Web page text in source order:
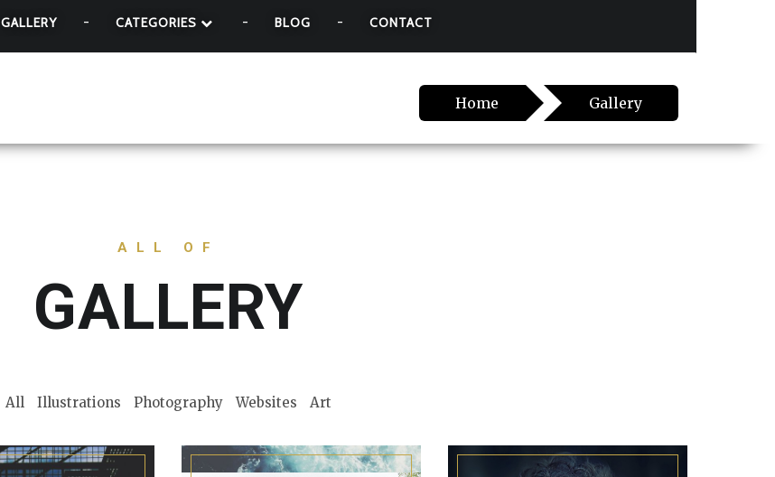
GALLERY CATEGORIES BLOG CONTACT
Home Gallery
ALL OF
GALLERY
All Illustrations Photography Websites Art